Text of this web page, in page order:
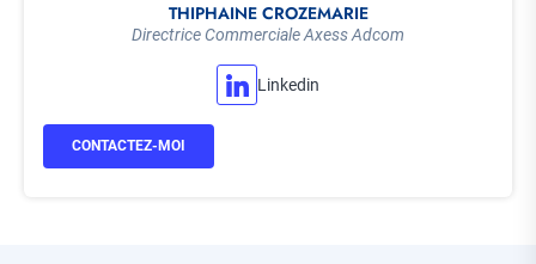
THIPHAINE CROZEMARIE
Directrice Commerciale Axess Adcom
Linkedin
CONTACTEZ-MOI